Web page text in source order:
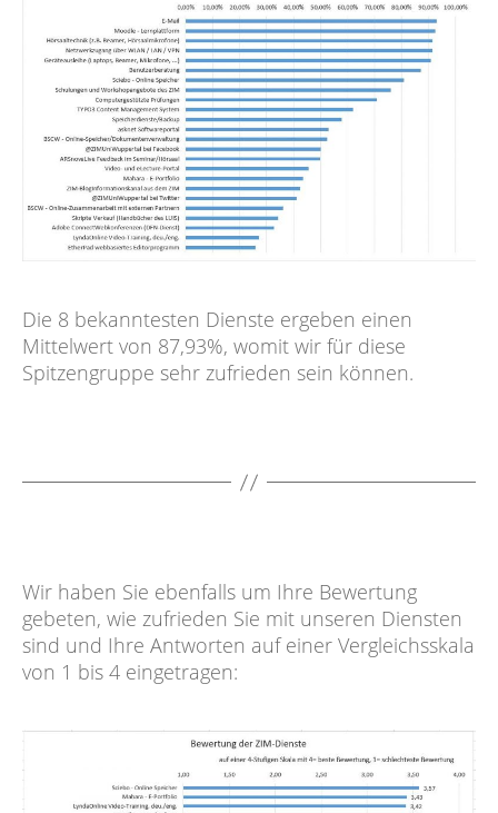
Die 8 bekanntesten Dienste ergeben einen
Mittelwert von 87,93%, womit wir für diese
Spitzengruppe sehr zufrieden sein können.
Wir haben Sie ebenfalls um Ihre Bewertung
gebeten, wie zufrieden Sie mit unseren Diensten
sind und Ihre Antworten auf einer Vergleichsskala
von 1 bis 4 eingetragen: